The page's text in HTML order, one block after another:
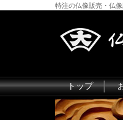
特注の仏像販売・仏
トップ